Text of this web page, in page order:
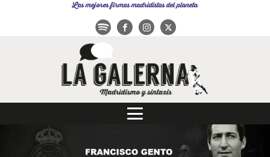
Las mejores firmas madridistas del planeta